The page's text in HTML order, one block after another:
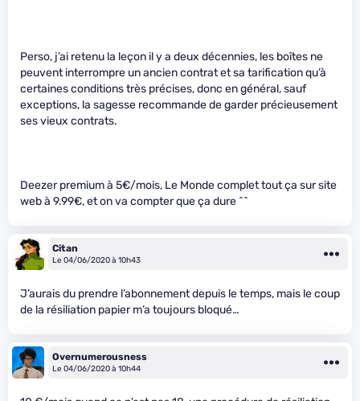
Perso, j’ai retenu la leçon il y a deux décennies, les boîtes ne
peuvent interrompre un ancien contrat et sa tarification qu’à
certaines conditions très précises, donc en général, sauf
exceptions, la sagesse recommande de garder précieusement
ses vieux contrats.
Deezer premium à 5€/mois, Le Monde complet tout ça sur site
web à 9.99€, et on va compter que ça dure ^^
Citan
Le 04/06/2020 à 10h43
J’aurais du prendre l’abonnement depuis le temps, mais le coup
de la résiliation papier m’a toujours bloqué…
Overnumerousness
Le 04/06/2020 à 10h44